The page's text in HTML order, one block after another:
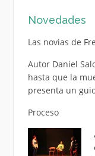
Novedades
Las novias de
Autor Daniel
hasta que la
presenta un
Proceso